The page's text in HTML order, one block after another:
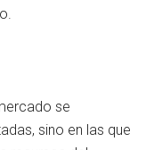
se
sino en las que